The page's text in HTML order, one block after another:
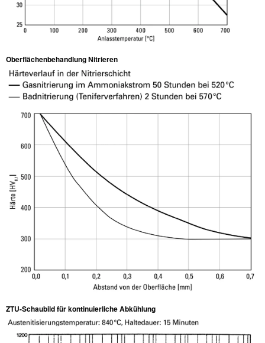
Oberflächenbehandlung Nitrieren
ZTU-Schaubild für kontinuierliche Abkühlung